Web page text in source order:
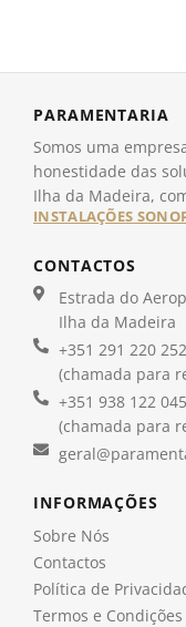
PARAMENTARIA
Somos uma
honestidade das
Ilha da Madeira,
INSTALAÇÕES
CONTACTOS
Estrada do
Ilha da Madeira
+351 291 220 252
(chamada para
+351 938 122 045
(chamada para
INFORMAÇÕES
Sobre Nós
Contactos
Política de
Termos e Condições